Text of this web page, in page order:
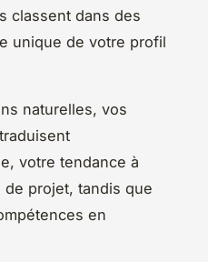
classent dans des
unique de votre profil
naturelles, vos
votre tendance à
projet, tandis que
en